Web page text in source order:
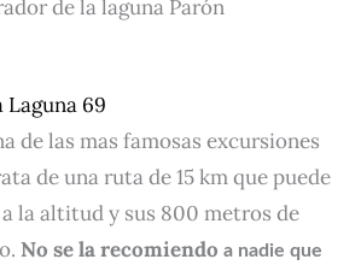
de la laguna Parón
Laguna 69
de las mas famosas excursiones
de una ruta de 15 km que puede
la altitud y sus 800 metros de
No se la recomiendo a nadie que